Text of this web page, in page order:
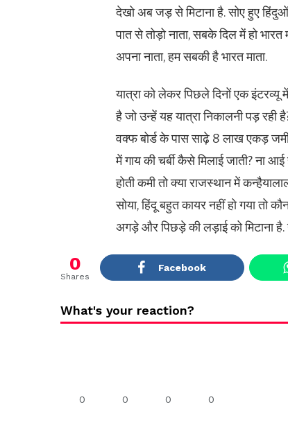
देखो अब जड़ से मिटाना है. सोए हुए
पात से तोड़ो नाता, सबके दिल में हो
अपना नाता, हम सबकी है भारत माता.
यात्रा को लेकर पिछले दिनों एक
है जो उन्हें यह यात्रा निकालनी पड़
वक्फ बोर्ड के पास साढ़े 8 लाख एकड़
में गाय की चर्बी कैसे मिलाई जाती? ना
होती कमी तो क्या राजस्थान में
सोया, हिंदू बहुत कायर नहीं हो गया
अगड़े और पिछड़े की लड़ाई को मिटाना है.
0
Shares
Facebook
What's your reaction?
0 0 0 0